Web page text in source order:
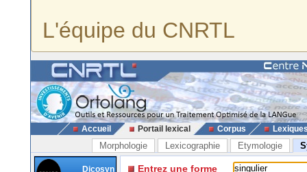
L'équipe du CNRTL
Accueil Portail lexical Corpus
Morphologie Lexicographie Etymologie
Dicosyn
Entrez une forme